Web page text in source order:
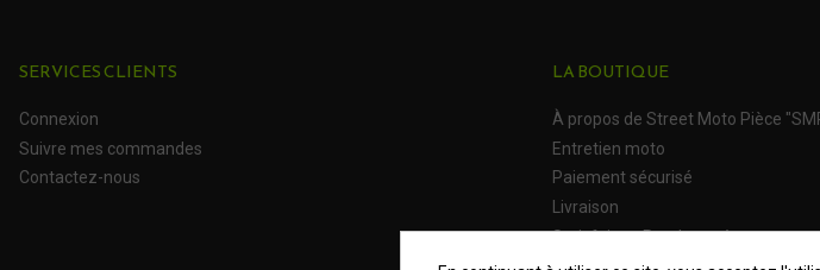
SERVICES CLIENTS
Connexion
Suivre mes commandes
Contactez-nous
LA BOUTIQUE
À propos de Street Moto Pièce
Entretien moto
Paiement sécurisé
Livraison
Satisfait ou Remboursé